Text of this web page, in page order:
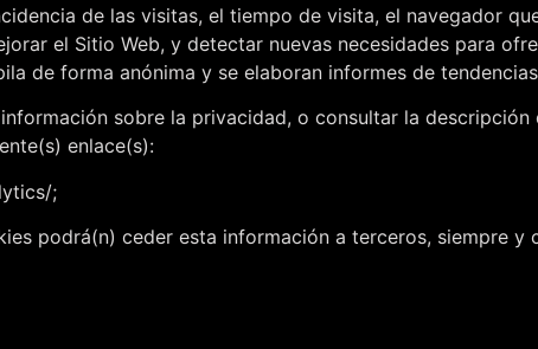
de las visitas, el tiempo de visita, el navegador
el Sitio Web, y detectar nuevas necesidades para
de forma anónima y se elaboran informes de
sobre la privacidad, o consultar la
enlace(s):
;
podrá(n) ceder esta información a terceros, siempre